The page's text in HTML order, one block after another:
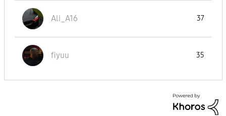
Ali_A16 37
fiyuu 35